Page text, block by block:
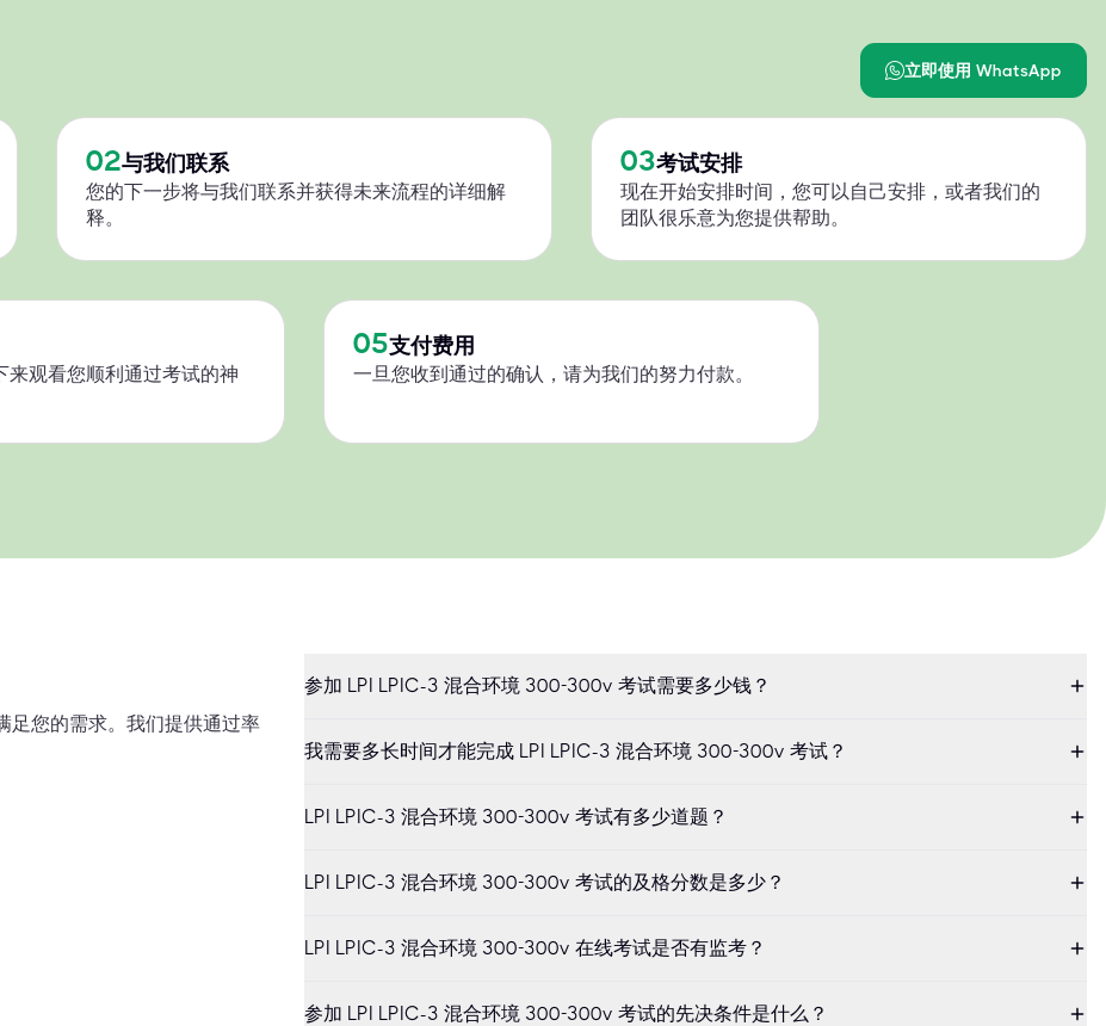
立即使用 WhatsApp
02与我们联系
您的下一步将与我们联系并获得未来流程的详细解
释。
03考试安排
现在开始安排时间，您可以自己安排，或者我们的
团队很乐意为您提供帮助。
来观看您顺利通过考试的神
05支付费用
一旦您收到通过的确认，请为我们的努力付款。
足您的需求。我们提供通过率
参加 LPI LPIC-3 混合环境 300-300v 考试需要多少钱？
我需要多长时间才能完成 LPI LPIC-3 混合环境 300-300v 考试？
LPI LPIC-3 混合环境 300-300v 考试有多少道题？
LPI LPIC-3 混合环境 300-300v 考试的及格分数是多少？
LPI LPIC-3 混合环境 300-300v 在线考试是否有监考？
参加 LPI LPIC-3 混合环境 300-300v 考试的先决条件是什么？